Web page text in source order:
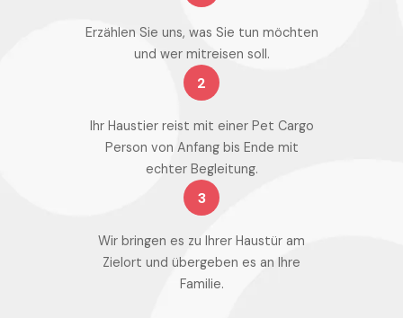
Erzählen Sie uns, was Sie tun möchten
und wer mitreisen soll.
2
Ihr Haustier reist mit einer Pet Cargo
Person von Anfang bis Ende mit
echter Begleitung.
3
Wir bringen es zu Ihrer Haustür am
Zielort und übergeben es an Ihre
Familie.